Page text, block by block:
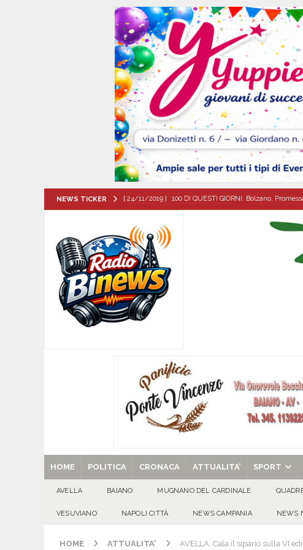
NEWS TICKER [ 24/11/2019 ] 100 DI QUESTI GIORNI. Bolzano,
[ 08/08/2026 ] Il futuro dei giovani del Sud, la sfida
ATTUALITA'
[ 07/08/2026 ] Visciano celebra Padre Arturo
MANIFESTAZIONI
[ 07/08/2026 ]
[ 07/08/2026 ] Emergenza cinghiali: nasce il Tavolo
[ 07/08/2026 ] 8 agosto, anniversario della tragedia di
una cultura collettiva. Nessuna crescita economica
MANIFESTAZIONI
SANT’Oggi. Venerdì 29 agosto la
HOME POLITICA CRONACA ATTUALITA’ SPORT
AVELLA BAIANO MUGNANO DEL CARDINALE
VESUVIANO NAPOLI CITTÀ NEWS CAMPANIA NEWS
HOME ATTUALITA' AVELLA. Cala il sipario sulla VI